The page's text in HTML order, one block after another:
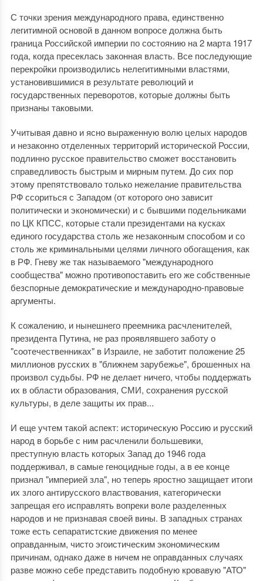
С точки зрения международного права, единственно
легитимной основой в данном вопросе должна быть
граница Российской империи по состоянию на 2 марта 1917
года, когда пресеклась законная власть. Все последующие
перекройки производились нелегитимными властями,
установившимися в результате революций и
государственных переворотов, которые должны быть
признаны таковыми.
Учитывая давно и ясно выраженную волю целых народов
и незаконно отделенных территорий исторической России,
подлинно русское правительство сможет восстановить
справедливость быстрым и мирным путем. До сих пор
этому препятствовало только нежелание правительства
РФ ссориться с Западом (от которого оно зависит
политически и экономически) и с бывшими подельниками
по ЦК КПСС, которые стали президентами на кусках
единого государства столь же незаконным способом и со
столь же криминальными целями личного обогащения, как
в РФ. Гневу же так называемого "международного
сообщества" можно противопоставить его же собственные
безспорные демократические и международно-правовые
аргументы.
К сожалению, и нынешнего преемника расчленителей,
президента Путина, не раз проявлявшего заботу о
"соотечественниках" в Израиле, не заботит положение 25
миллионов русских в "ближнем зарубежье", брошенных на
произвол судьбы. РФ не делает ничего, чтобы поддержать
их в области образования, СМИ, сохранения русской
культуры, в деле защиты их прав...
И еще учтем такой аспект: историческую Россию и русский
народ в борьбе с ним расчленили большевики,
преступную власть которых Запад до 1946 года
поддерживал, в самые геноцидные годы, а в ее конце
признал "империей зла", но теперь яростно защищает итоги
их злого антирусского властвования, категорически
запрещая его исправлять вопреки воле разделенных
народов и не признавая своей вины. В западных странах
тоже есть сепаратистские движения по менее
оправданным, чисто эгоистическим экономическим
причинам, однако даже в ничем не оправданных случаях
разве можно себе представить подобную кровавую "АТО"